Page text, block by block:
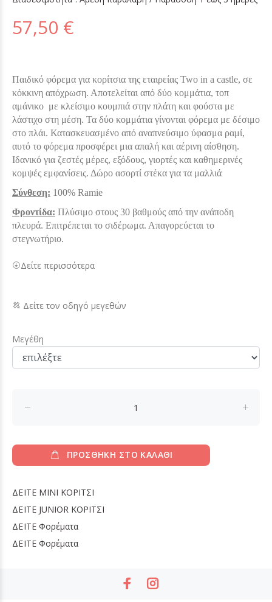
57,50 €
Παιδικό φόρεμα για κορίτσια της εταιρείας Two in a castle, σε
κόκκινη απόχρωση. Αποτελείται από δύο κομμάτια, τοπ
αμάνικο με κλείσιμο κουμπιά στην πλάτη και φούστα με
λάστιχο στη μέση. Τα δύο κομμάτια γίνονται φόρεμα με δέσιμο
στο πλάι. Κατασκευασμένο από αναπνεύσιμο ύφασμα ραμί,
αυτό το φόρεμα προσφέρει μια απαλή και αέρινη αίσθηση.
Ιδανικό για ζεστές μέρες, εξόδους, γιορτές και καθημερινές
κομψές εμφανίσεις. Δώρο ασορτί στέκα για τα μαλλιά
Σύνθεση: 100% Ramie
Φροντίδα: Πλύσιμο στους 30 βαθμούς από την ανάποδη
πλευρά. Επιτρέπεται το σιδέρωμα. Απαγορεύεται το
στεγνωτήριο.
Δείτε περισσότερα
Δείτε τον οδηγό μεγεθών
Μεγέθη
ΠΡΟΣΘΗΚΗ ΣΤΟ ΚΑΛΑΘΙ
ΔΕΙΤΕ MINI ΚΟΡΙΤΣΙ
ΔΕΙΤΕ JUNIOR ΚΟΡΙΤΣΙ
ΔΕΙΤΕ Φορέματα
ΔΕΙΤΕ Φορέματα